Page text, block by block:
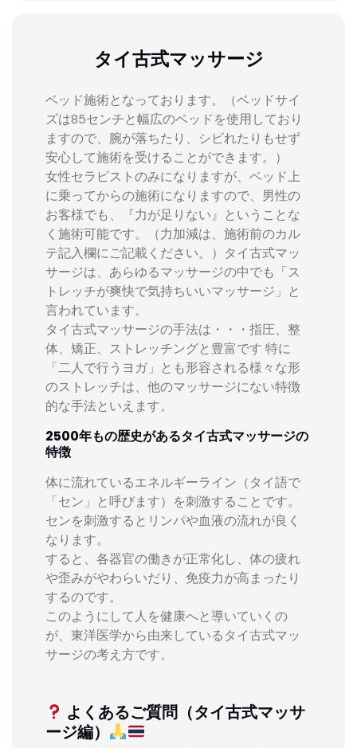
タイ古式マッサージ
ベッド施術となっております。（ベッドサイ
ズは85センチと幅広のベッドを使用しており
ますので、腕が落ちたり、シビれたりもせず
安心して施術を受けることができます。）
女性セラピストのみになりますが、ベッド上
に乗ってからの施術になりますので、男性の
お客様でも、『力が足りない』ということな
く施術可能です。（力加減は、施術前のカル
テ記入欄にご記載ください。）タイ古式マッ
サージは、あらゆるマッサージの中でも「ス
トレッチが爽快で気持ちいいマッサージ」と
言われています。
タイ古式マッサージの手法は・・・指圧、整
体、矯正、ストレッチングと豊富です 特に
「二人で行うヨガ」とも形容される様々な形
のストレッチは、他のマッサージにない特徴
的な手法といえます。
2500年もの歴史があるタイ古式マッサージの
特徴
体に流れているエネルギーライン（タイ語で
「セン」と呼びます）を刺激することです。
センを刺激するとリンパや血液の流れが良く
なります。
すると、各器官の働きが正常化し、体の疲れ
や歪みがやわらいだり、免疫力が高まったり
するのです。
このようにして人を健康へと導いていくの
が、東洋医学から由来しているタイ古式マッ
サージの考え方です。
よくあるご質問（タイ古式マッサ
ージ編）